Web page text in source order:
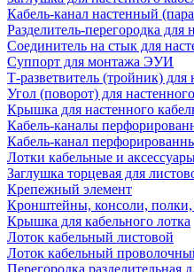
Кабель-канал настенный
Разделитель-перегородка для
Соединитель на стык для
Суппорт для монтажа ЭУИ
Т-разветвитель (тройник) для
Угол (поворот) для
Крышка для настенного
Кабель-каналы
Кабель-канал
Лотки кабельные и
Заглушка торцевая для
Крепежный элемент
Кронштейны, консоли, полки,
Крышка для кабельного лотка
Лоток кабельный листовой
Лоток кабельный
Перегородка разделительная